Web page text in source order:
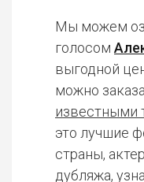
Мы можем
голосом
выгодной
можно
известными
это лучшие
страны,
дубляжа,